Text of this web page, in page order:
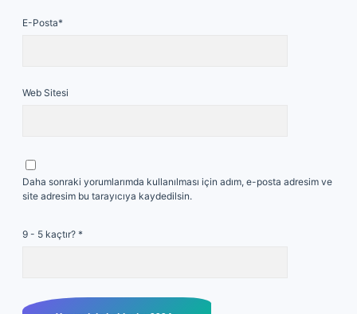
E-Posta*
Web Sitesi
Daha sonraki yorumlarımda kullanılması için adım, e-posta adresim ve
site adresim bu tarayıcıya kaydedilsin.
9 - 5 kaçtır? *